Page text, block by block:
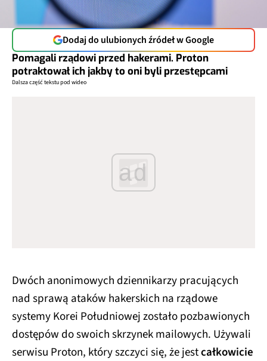
Dodaj do ulubionych źródeł w Google
Pomagali rządowi przed hakerami. Proton
potraktował ich jakby to oni byli przestępcami
Dalsza część tekstu pod wideo
ad
Dwóch anonimowych dziennikarzy pracujących
nad sprawą ataków hakerskich na rządowe
systemy Korei Południowej zostało pozbawionych
dostępów do swoich skrzynek mailowych. Używali
serwisu Proton, który szczyci się, że jestcałkowicie